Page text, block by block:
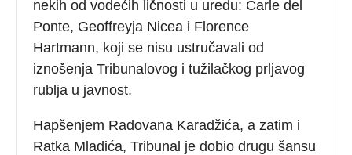
nekih od vodećih ličnosti u uredu: Carle del
Ponte, Geoffreyja Nicea i Florence
Hartmann, koji se nisu ustručavali od
iznošenja Tribunalovog i tužilačkog prljavog
rublja u javnost.
Hapšenjem Radovana Karadžića, a zatim i
Ratka Mladića, Tribunal je dobio drugu šansu